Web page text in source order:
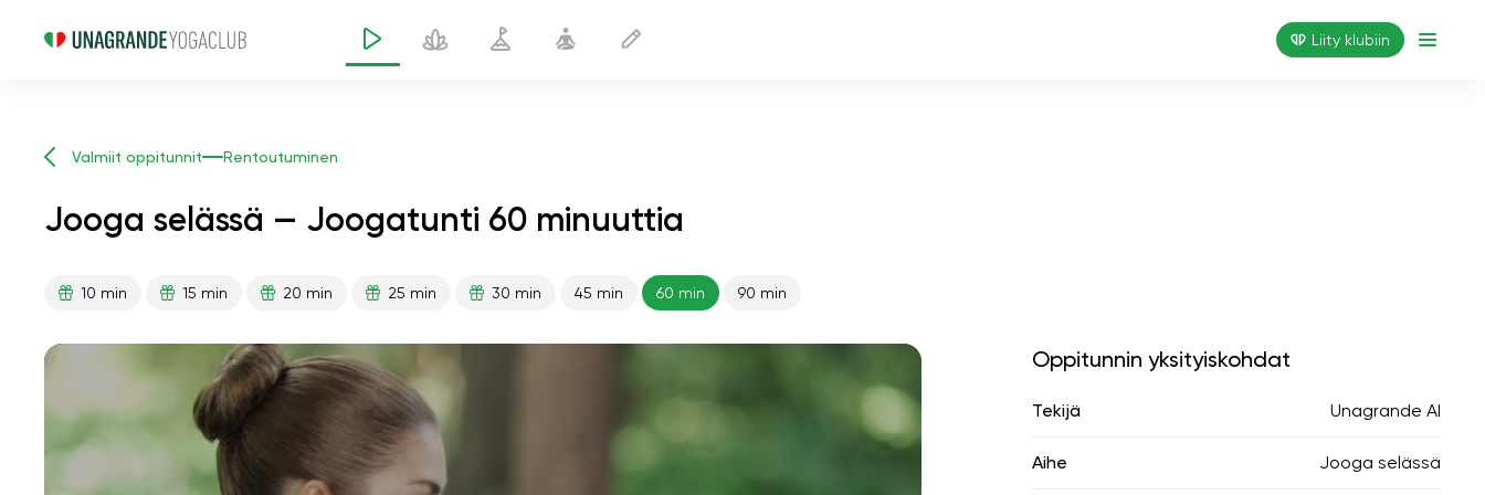
Liity klubiin
Valmiit oppitunnit Rentoutuminen
Jooga selässä — Joogatunti 60 minuuttia
10 min 15 min 20 min 25 min 30 min 45 min 60 min 90 min
Oppitunnin yksityiskohdat
Tekijä Unagrande AI
Aihe Jooga selässä